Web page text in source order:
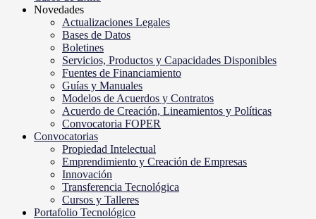
Novedades
Actualizaciones Legales
Bases de Datos
Boletines
Servicios, Productos y Capacidades Disponibles
Fuentes de Financiamiento
Guías y Manuales
Modelos de Acuerdos y Contratos
Acuerdo de Creación, Lineamientos y Políticas
Convocatoria FOPER
Convocatorias
Propiedad Intelectual
Emprendimiento y Creación de Empresas
Innovación
Transferencia Tecnológica
Cursos y Talleres
Portafolio Tecnológico